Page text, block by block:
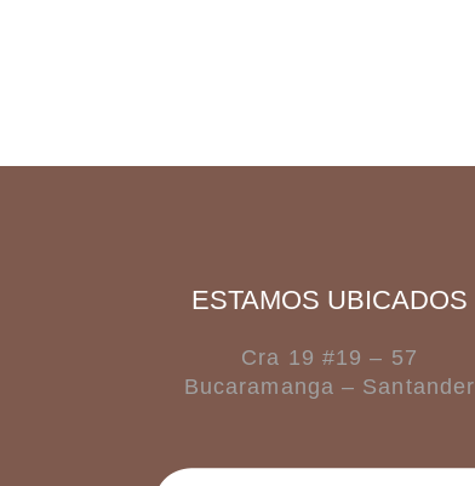
ESTAMOS UBICADOS
Cra 19 #19 – 57
Bucaramanga – Santander